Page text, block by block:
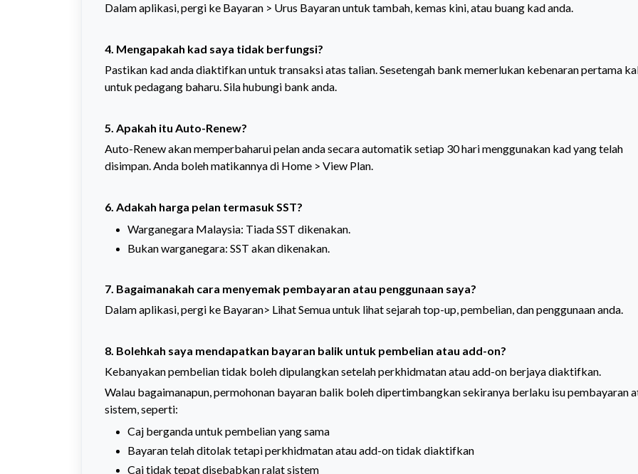
Dalam aplikasi, pergi ke Bayaran > Urus Bayaran untuk tambah, kemas kini, atau buang kad anda.
4. Mengapakah kad saya tidak berfungsi?
Pastikan kad anda diaktifkan untuk transaksi atas talian.Sesetengah bank memerlukan kebenaran pertama
untuk pedagang baharu. Sila hubungi bank anda.
5. Apakah itu Auto-Renew?
Auto-Renew akan memperbaharui pelan anda secara automatik setiap 30 hari menggunakan kad yang telah
disimpan. Anda boleh matikannya di Home > View Plan.
6. Adakah harga pelan termasuk SST?
Warganegara Malaysia: Tiada SST dikenakan.
Bukan warganegara: SST akan dikenakan.
7. Bagaimanakah cara menyemak pembayaran atau penggunaan saya?
Dalam aplikasi, pergi ke Bayaran> Lihat Semua untuk lihat sejarah top-up, pembelian, dan penggunaan anda.
8. Bolehkah saya mendapatkan bayaran balik untuk pembelian atau add-on?
Kebanyakan pembelian tidak boleh dipulangkan setelah perkhidmatan atau add-on berjaya diaktifkan.
Walau bagaimanapun, permohonan bayaran balik boleh dipertimbangkan sekiranya berlaku isu pembayaran
sistem, seperti:
Caj berganda untuk pembelian yang sama
Bayaran telah ditolak tetapi perkhidmatan atau add-on tidak diaktifkan
Caj tidak tepat disebabkan ralat sistem